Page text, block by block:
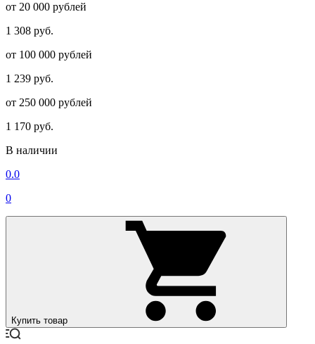
от 20 000 рублей
1 308 руб.
от 100 000 рублей
1 239 руб.
от 250 000 рублей
1 170 руб.
В наличии
0.0
0
Купить товар